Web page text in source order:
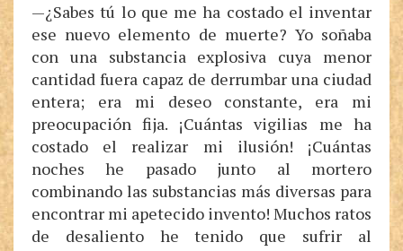
—¿Sabes tú lo que me ha costado el inventar
ese nuevo elemento de muerte? Yo soñaba
con una substancia explosiva cuya menor
cantidad fuera capaz de derrumbar una ciudad
entera; era mi deseo constante, era mi
preocupación fija. ¡Cuántas vigilias me ha
costado el realizar mi ilusión! ¡Cuántas
noches he pasado junto al mortero
combinando las substancias más diversas para
encontrar mi apetecido invento! Muchos ratos
de desaliento he tenido que sufrir al